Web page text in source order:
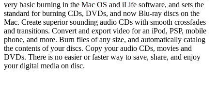
very basic burning in the Mac OS and iLife software, and sets the
standard for burning CDs, DVDs, and now Blu-ray discs on the
Mac. Create superior sounding audio CDs with smooth crossfades
and transitions. Convert and export video for an iPod, PSP, mobile
phone, and more. Burn files of any size, and automatically catalog
the contents of your discs. Copy your audio CDs, movies and
DVDs. There is no easier or faster way to save, share, and enjoy
your digital media on disc.